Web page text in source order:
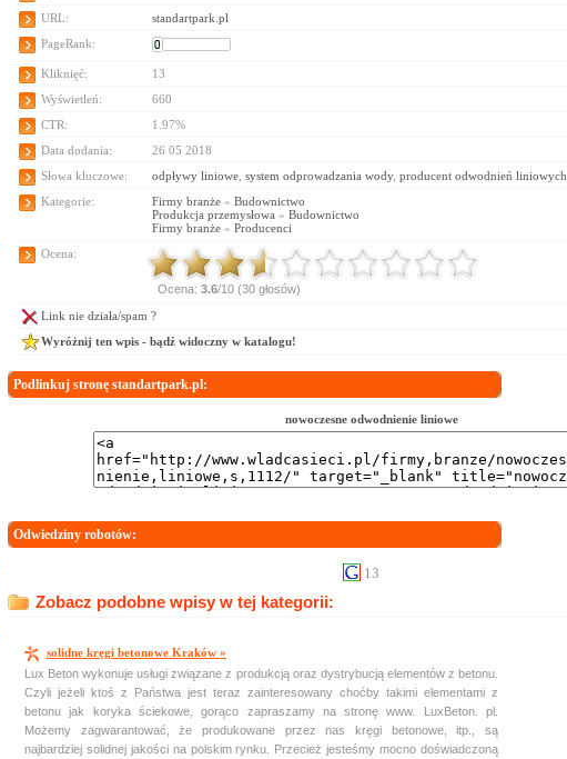
URL:
standartpark.pl
PageRank:
Kliknięć:
13
Wyświetleń:
660
CTR:
1.97%
Data dodania:
26 05 2018
Słowa kluczowe:
odpływy liniowe system odprowadzania wody, producent odwodnień liniowych
Kategorie:
Firmy branże » Budownictwo
Produkcja przemysłowa » Budownictwo
Firmy branże » Producenci
Ocena:
Ocena: 3.6/10 (30 głosów)
Link nie działa/spam ?
Wyróżnij ten wpis - bądź widoczny w katalogu!
Podlinkuj stronę standartpark.pl:
nowoczesne odwodnienie liniowe
Odwiedziny robotów:
13
Zobacz podobne wpisy w tej kategorii:
solidne kręgi betonowe Kraków »
Lux Beton wykonuje usługi związane z produkcją oraz dystrybucją elementów z betonu.
Czyli jeżeli ktoś z Państwa jest teraz zainteresowany choćby takimi elementami z
betonu jak koryka ściekowe, gorąco zapraszamy na stronę www. LuxBeton. pl.
Możemy zagwarantować, że produkowane przez nas kręgi betonowe, itp., są
najbardziej solidnej jakości na polskim rynku. Przecież jesteśmy mocno doświadczoną